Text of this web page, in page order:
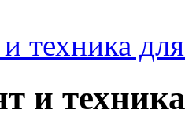
техника
и